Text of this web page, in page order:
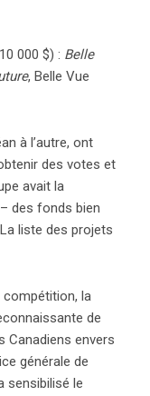
000 $) : Belle
, Belle Vue
à l’autre, ont
des votes et
avait la
des fonds bien
liste des projets
compétition, la
de
Canadiens envers
générale de
sensibilisé le